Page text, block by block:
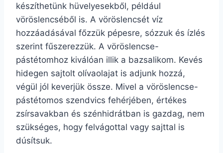
készíthetünk hüvelyesekből, például
vöröslencséből is. A vöröslencsét víz
hozzáadásával főzzük pépesre, sózzuk és ízlés
szerint fűszerezzük. A vöröslencse-
pástétomhoz kiválóan illik a bazsalikom. Kevés
hidegen sajtolt olívaolajat is adjunk hozzá,
végül jól keverjük össze. Mivel a vöröslencse-
pástétomos szendvics fehérjében, értékes
zsírsavakban és szénhidrátban is gazdag, nem
szükséges, hogy felvágottal vagy sajttal is
dúsítsuk.